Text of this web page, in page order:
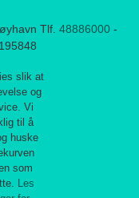
Tlf. 48886000 -
slik at
og
Vi
til å
huske
som
Les